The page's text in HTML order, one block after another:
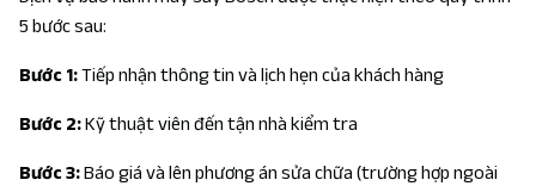
5 bước sau:
Bước 1:Tiếp nhận thông tin và lịch hẹn của khách hàng
Bước 2:Kỹ thuật viên đến tận nhà kiểm tra
Bước 3:Báo giá và lên phương án sửa chữa (trường hợp ngoài